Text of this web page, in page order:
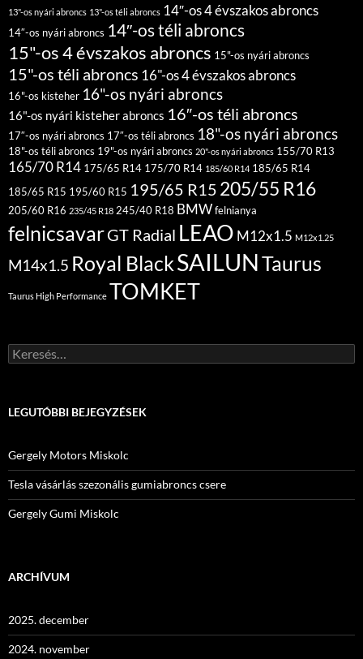
13"-os nyári abroncs 13"-os téli abroncs 14″-os 4 évszakos abroncs
14″-os nyári abroncs 14″-os téli abroncs
15"-os 4 évszakos abroncs 15"-os nyári abroncs
15"-os téli abroncs 16"-os 4 évszakos abroncs
16"-os kisteher 16"-os nyári abroncs
16"-os nyári kisteher abroncs 16″-os téli abroncs
17″-os nyári abroncs 17″-os téli abroncs 18"-os nyári abroncs
18"-os téli abroncs 19"-os nyári abroncs 20"-os nyári abroncs 155/70 R13
165/70 R14 175/65 R14 175/70 R14 185/60 R14 185/65 R14
185/65 R15 195/60 R15 195/65 R15 205/55 R16
205/60 R16 235/45 R18 245/40 R18 BMWfelnianya
felnicsavarGT Radial LEAO M12x1.5 M12x1.25
M14x1.5 Royal BlackSAILUNTaurus
Taurus High Performance TOMKET
Keresés:
LEGUTÓBBI BEJEGYZÉSEK
Gergely Motors Miskolc
Tesla vásárlás szezonális gumiabroncs csere
Gergely Gumi Miskolc
ARCHÍVUM
2025. december
2024. november